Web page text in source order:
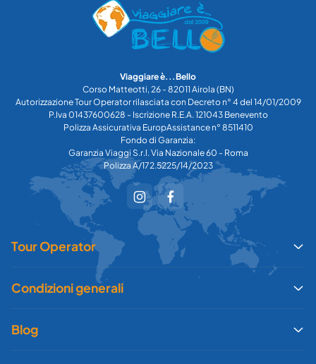
Viaggiare è...Bello
Corso Matteotti, 26 - 82011 Airola (BN)
Autorizzazione Tour Operator rilasciata con Decreto n° 4 del 14/01/2009
P.Iva 01437600628 - Iscrizione R.E.A. 121043 Benevento
Polizza Assicurativa EuropAssistance n° 8511410
Fondo di Garanzia:
Garanzia Viaggi S.r.l. Via Nazionale 60 - Roma
Polizza A/172.5225/14/2023
Tour Operator
Condizioni generali
Blog